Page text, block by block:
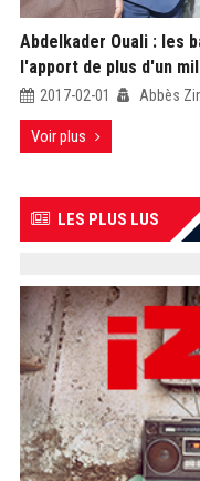
Abdelkader Ouali : les
l'apport de plus d'un
2017-02-01 Abbès
Voir plus
LES PLUS LUS